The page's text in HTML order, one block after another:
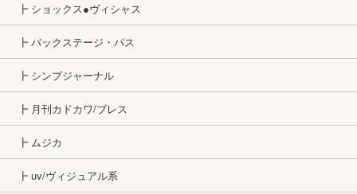
┣ ショックス●ヴィシャス
┣ バックステージ・パス
┣ シンプジャーナル
┣ 月刊カドカワ/ブレス
┣ ムジカ
┣ uv/ヴィジュアル系